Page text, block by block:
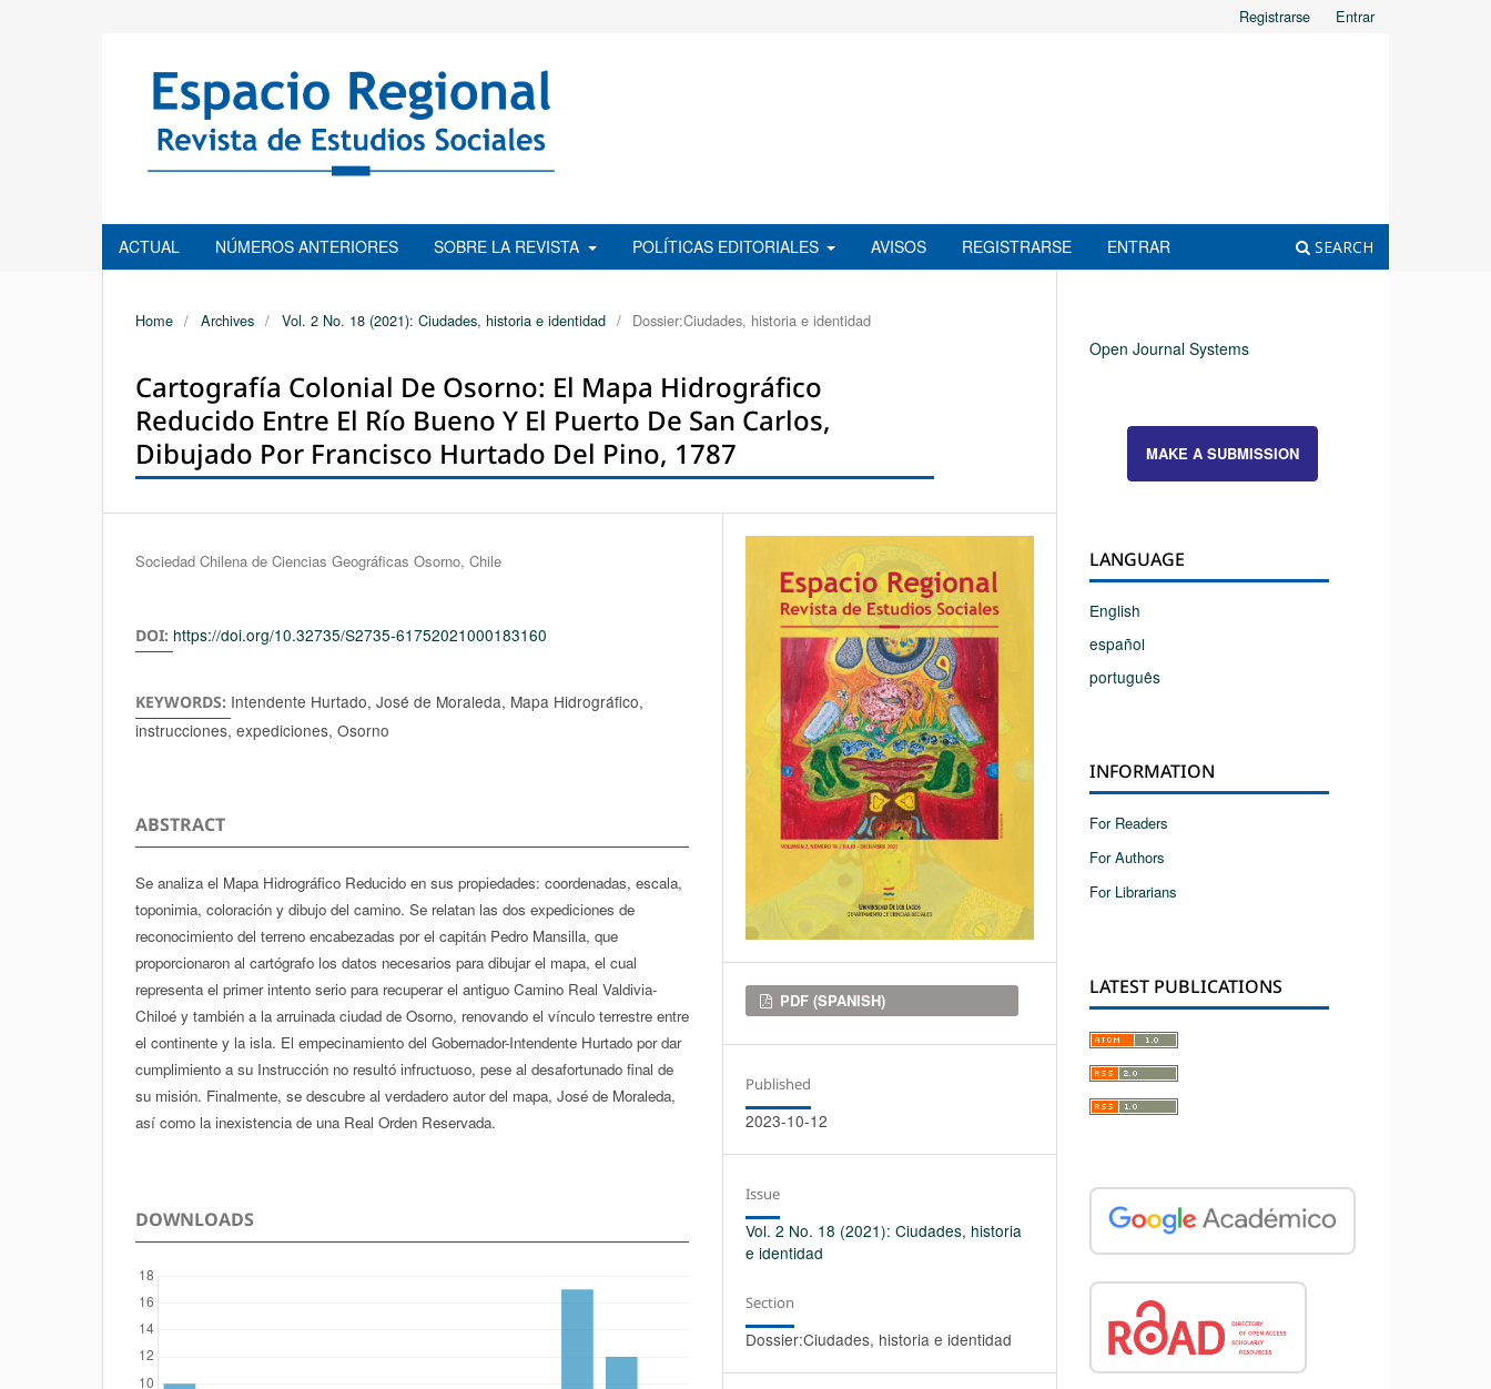
ACTUAL NÚMEROS ANTERIORES SOBRE LA REVISTA POLÍTICAS EDITORIALES AVISOS REGISTRARSE ENTRAR SEARCH
Registrarse Entrar
Home / Archives / Vol. 2 No. 18 (2021): Ciudades, historia e identidad / Dossier:Ciudades, historia e identidad
Cartografía Colonial De Osorno: El Mapa Hidrográfico
Reducido Entre El Río Bueno Y El Puerto De San Carlos,
Dibujado Por Francisco Hurtado Del Pino, 1787
Authors
Sociedad Chilena de Ciencias Geográficas Osorno, Chile
DOI: https://doi.org/10.32735/S2735-61752021000183160
KEYWORDS: Intendente Hurtado, José de Moraleda, Mapa Hidrográfico,
instrucciones, expediciones, Osorno
ABSTRACT
Se analiza el Mapa Hidrográfico Reducido en sus propiedades: coordenadas, escala,
toponimia, coloración y dibujo del camino. Se relatan las dos expediciones de
reconocimiento del terreno encabezadas por el capitán Pedro Mansilla, que
proporcionaron al cartógrafo los datos necesarios para dibujar el mapa, el cual
representa el primer intento serio para recuperar el antiguo Camino Real Valdivia-
Chiloé y también a la arruinada ciudad de Osorno, renovando el vínculo terrestre entre
el continente y la isla. El empecinamiento del Gobernador-Intendente Hurtado por dar
cumplimiento a su Instrucción no resultó infructuoso, pese al desafortunado final de
su misión. Finalmente, se descubre al verdadero autor del mapa, José de Moraleda,
así como la inexistencia de una Real Orden Reservada.
DOWNLOADS
Downloads
PDF (SPANISH)
Published
2023-10-12
Issue
Vol. 2 No. 18 (2021): Ciudades, historia
e identidad
Section
Dossier:Ciudades, historia e identidad
Open Journal Systems
MAKE A SUBMISSION
LANGUAGE
English
español
português
INFORMATION
For Readers
For Authors
For Librarians
LATEST PUBLICATIONS